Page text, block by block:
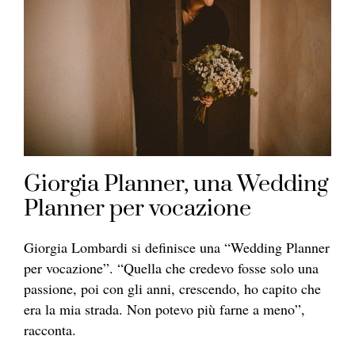
Giorgia Planner, una Wedding
Planner per vocazione
Giorgia Lombardi si definisce una “Wedding Planner
per vocazione”. “Quella che credevo fosse solo una
passione, poi con gli anni, crescendo, ho capito che
era la mia strada. Non potevo più farne a meno”,
racconta.